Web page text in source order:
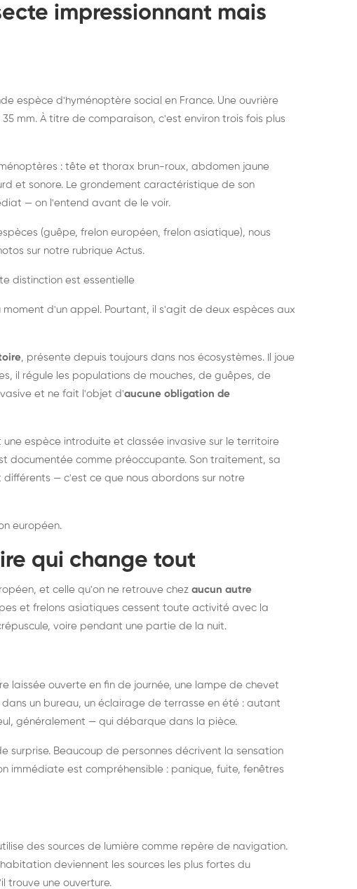
impressionnant mais
espèce d'hyménoptère social en France. Une ouvrière
mm. À titre de comparaison, c'est environ trois fois plus
: tête et thorax brun-roux, abdomen jaune
et sonore. Le grondement caractéristique de son
— on l'entend avant de le voir.
(guêpe, frelon européen, frelon asiatique), nous
sur notre rubrique Actus.
distinction est essentielle
d'un appel. Pourtant, il s'agit de deux espèces aux
, présente depuis toujours dans nos écosystèmes. Il joue
il régule les populations de mouches, de guêpes, de
et ne fait l'objet d'aucune obligation de
une espèce introduite et classée invasive sur le territoire
documentée comme préoccupante. Son traitement, sa
— c'est ce que nous abordons sur notre
européen.
qui change tout
et celle qu'on ne retrouve chez aucun autre
et frelons asiatiques cessent toute activité avec la
voire pendant une partie de la nuit.
laissée ouverte en fin de journée, une lampe de chevet
un bureau, un éclairage de terrasse en été : autant
généralement — qui débarque dans la pièce.
surprise. Beaucoup de personnes décrivent la sensation
immédiate est compréhensible : panique, fuite, fenêtres
des sources de lumière comme repère de navigation.
deviennent les sources les plus fortes du
trouve une ouverture.